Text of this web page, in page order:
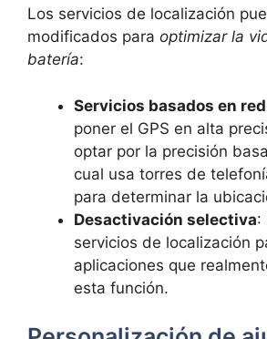
Los servicios de localización
modificados para optimizar la
batería:
Servicios basados en red
poner el GPS en alta
optar por la precisión
cual usa torres de
para determinar la
Desactivación selectiva:
servicios de localización
aplicaciones que
esta función.